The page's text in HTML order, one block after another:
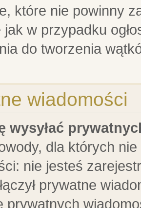
które nie powinny
jak w przypadku
do tworzenia
wiadomości
wysyłać
dla których
nie jesteś
prywatne
prywatnych